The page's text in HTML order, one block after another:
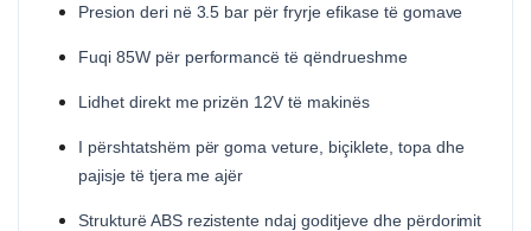
Presion deri në 3.5 bar për fryrje efikase të gomave
Fuqi 85W për performancë të qëndrueshme
Lidhet direkt me prizën 12V të makinës
I përshtatshëm për goma veture, biçiklete, topa dhe
pajisje të tjera me ajër
Strukturë ABS rezistente ndaj goditjeve dhe përdorimit